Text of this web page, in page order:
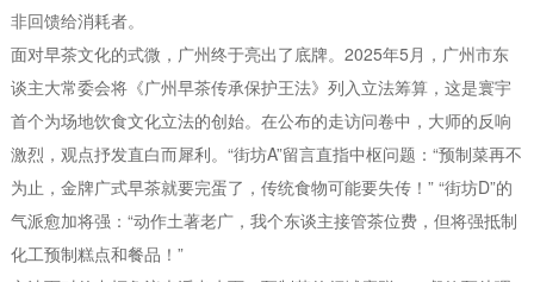
非回馈给消耗者。
面对早茶文化的式微，广州终于亮出了底牌。2025年5月，广州市东
谈主大常委会将《广州早茶传承保护王法》列入立法筹算，这是寰宇
首个为场地饮食文化立法的创始。在公布的走访问卷中，大师的反响
激烈，观点抒发直白而犀利。“街坊A”留言直指中枢问题：“预制菜再不
为止，金牌广式早茶就要完蛋了，传统食物可能要失传！” “街坊D”的
气派愈加将强：“动作土著老广，我个东谈主接管茶位费，但将强抵制
化工预制糕点和餐品！”